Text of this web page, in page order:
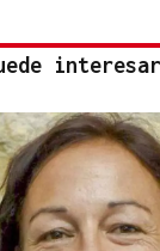
interesar